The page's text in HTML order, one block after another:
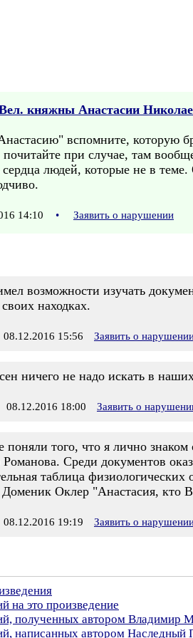
княжны Анастасии
вспомните, которую
при случае, там
людей, которые не в
14:10 • Заявить о нарушении
возможности изучать
находках.
08.12.2016 15:56 Заявить о
ничего не надо искать в
08.12.2016 18:00 Заявить о
того, что я лично
Среди документов
таблица
Доменик Оклер "Анастасия, кто
08.12.2016 19:19 Заявить о
на это произведение
полученных автором Владимир
написанных автором Наследный